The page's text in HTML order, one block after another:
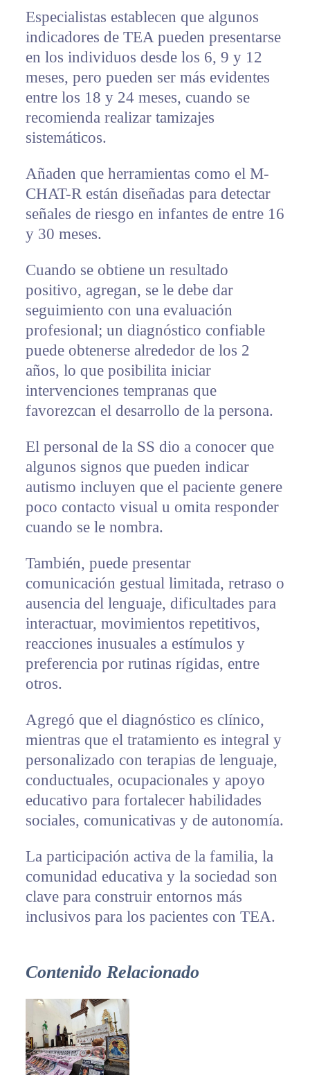
Especialistas establecen que algunos
indicadores de TEA pueden presentarse
en los individuos desde los 6, 9 y 12
meses, pero pueden ser más evidentes
entre los 18 y 24 meses, cuando se
recomienda realizar tamizajes
sistemáticos.
Añaden que herramientas como el M-
CHAT-R están diseñadas para detectar
señales de riesgo en infantes de entre 16
y 30 meses.
Cuando se obtiene un resultado
positivo, agregan, se le debe dar
seguimiento con una evaluación
profesional; un diagnóstico confiable
puede obtenerse alrededor de los 2
años, lo que posibilita iniciar
intervenciones tempranas que
favorezcan el desarrollo de la persona.
El personal de la SS dio a conocer que
algunos signos que pueden indicar
autismo incluyen que el paciente genere
poco contacto visual u omita responder
cuando se le nombra.
También, puede presentar
comunicación gestual limitada, retraso o
ausencia del lenguaje, dificultades para
interactuar, movimientos repetitivos,
reacciones inusuales a estímulos y
preferencia por rutinas rígidas, entre
otros.
Agregó que el diagnóstico es clínico,
mientras que el tratamiento es integral y
personalizado con terapias de lenguaje,
conductuales, ocupacionales y apoyo
educativo para fortalecer habilidades
sociales, comunicativas y de autonomía.
La participación activa de la familia, la
comunidad educativa y la sociedad son
clave para construir entornos más
inclusivos para los pacientes con TEA.
Contenido Relacionado